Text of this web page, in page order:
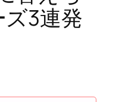
3連発